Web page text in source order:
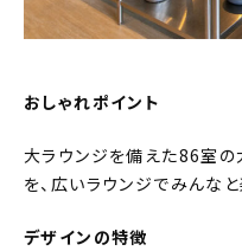
おしゃれポイント
大ラウンジを備えた86室の
を、広いラウンジでみんな
デザインの特徴